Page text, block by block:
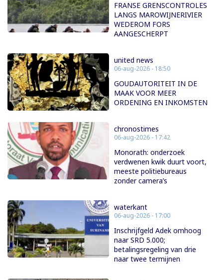
FRANSE GRENSCONTROLES
LANGS MAROWIJNERIVIER
WEDEROM FORS
AANGESCHERPT
united news
06-aug-2026 - 18:50
GOUDAUTORITEIT IN DE
MAAK VOOR MEER
ORDENING EN INKOMSTEN
chronostimes
06-aug-2026 - 17:42
Monorath: onderzoek
verdwenen kwik duurt voort,
meeste politiebureaus
zonder camera’s
waterkant
06-aug-2026 - 17:00
Inschrijfgeld Adek omhoog
naar SRD 5.000;
betalingsregeling van drie
naar twee termijnen